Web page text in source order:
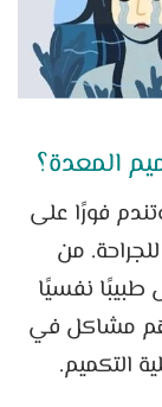
المعدة؟
فورًا على
من
نفسيًا
مشاكل في
التكميم.